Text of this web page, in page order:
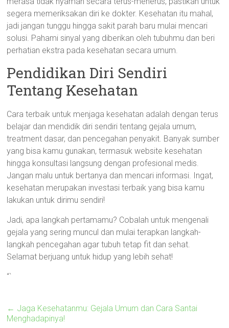
segera memeriksakan diri ke dokter. Kesehatan itu mahal,
jadi jangan tunggu hingga sakit parah baru mulai mencari
solusi. Pahami sinyal yang diberikan oleh tubuhmu dan beri
perhatian ekstra pada kesehatan secara umum.
Pendidikan Diri Sendiri
Tentang Kesehatan
Cara terbaik untuk menjaga kesehatan adalah dengan terus
belajar dan mendidik diri sendiri tentang gejala umum,
treatment dasar, dan pencegahan penyakit. Banyak sumber
yang bisa kamu gunakan, termasuk website kesehatan
hingga konsultasi langsung dengan profesional medis.
Jangan malu untuk bertanya dan mencari informasi. Ingat,
kesehatan merupakan investasi terbaik yang bisa kamu
lakukan untuk dirimu sendiri!
Jadi, apa langkah pertamamu? Cobalah untuk mengenali
gejala yang sering muncul dan mulai terapkan langkah-
langkah pencegahan agar tubuh tetap fit dan sehat.
Selamat berjuang untuk hidup yang lebih sehat!
“`
← Jaga Kesehatanmu: Gejala Umum dan Cara Santai
Menghadapinya!